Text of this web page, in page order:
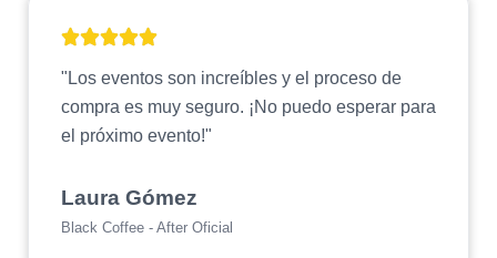
"Los eventos son increíbles y el proceso de
compra es muy seguro. ¡No puedo esperar para
el próximo evento!"
Laura Gómez
Black Coffee - After Oficial